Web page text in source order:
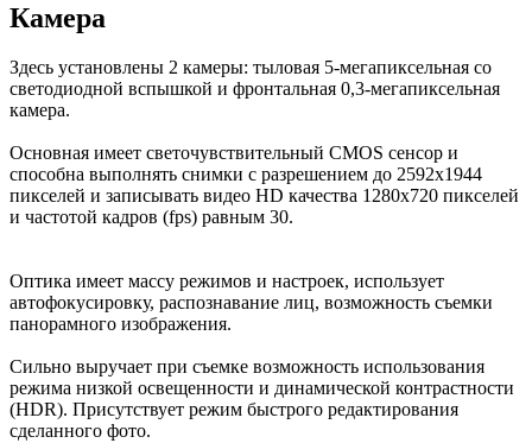
Камера
Здесь установлены 2 камеры: тыловая 5-мегапиксельная со
светодиодной вспышкой и фронтальная 0,3-мегапиксельная
камера.
Основная имеет светочувствительный CMOS сенсор и
способна выполнять снимки с разрешением до 2592х1944
пикселей и записывать видео HD качества 1280х720 пикселей
и частотой кадров (fps) равным 30.
Оптика имеет массу режимов и настроек, использует
автофокусировку, распознавание лиц, возможность съемки
панорамного изображения.
Сильно выручает при съемке возможность использования
режима низкой освещенности и динамической контрастности
(HDR). Присутствует режим быстрого редактирования
сделанного фото.